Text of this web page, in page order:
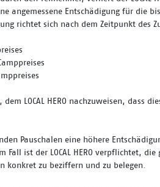
angemessene Entschädigung für die
richtet sich nach dem Zeitpunkt
LOCAL HERO nachzuweisen,
Pauschalen eine höhere
ist der LOCAL HERO verpflichtet,
konkret zu beziffern und zu belegen.